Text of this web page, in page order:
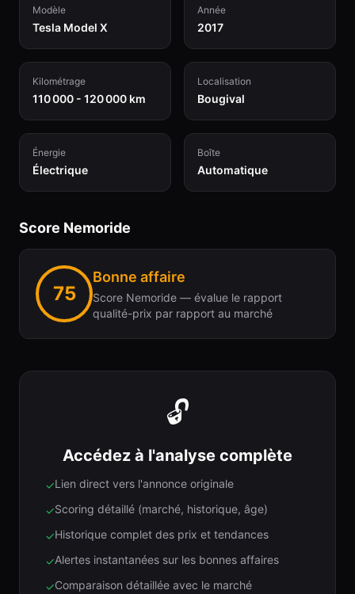
Modèle
Tesla Model X
Année
2017
Kilométrage
110 000 - 120 000 km
Localisation
Bougival
Énergie
Électrique
Boîte
Automatique
Score Nemoride
75
Bonne affaire
Score Nemoride — évalue le rapport
qualité-prix par rapport au marché
🔓
Accédez à l'analyse complète
✓Lien direct vers l'annonce originale
✓Scoring détaillé (marché, historique, âge)
✓Historique complet des prix et tendances
✓Alertes instantanées sur les bonnes affaires
✓Comparaison détaillée avec le marché